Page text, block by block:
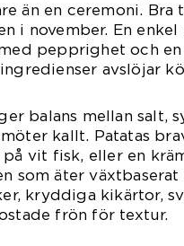
än en ceremoni. Bra
i november. En
pepprighet och
avslöjar
balans mellan salt,
kallt. Patatas
vit fisk, eller en
som äter
kryddiga kikärtor,
frön för textur.